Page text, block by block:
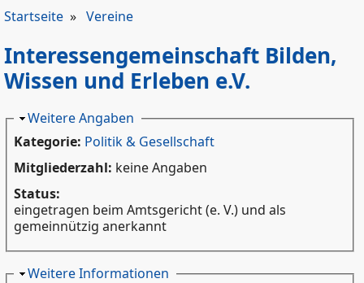
Startseite » Vereine
Interessengemeinschaft Bilden,
Wissen und Erleben e.V.
Ausblenden
Weitere Angaben
Kategorie: Politik & Gesellschaft
Mitgliederzahl: keine Angaben
Status:
eingetragen beim Amtsgericht (e. V.) und als
gemeinnützig anerkannt
Ausblenden
Weitere Informationen